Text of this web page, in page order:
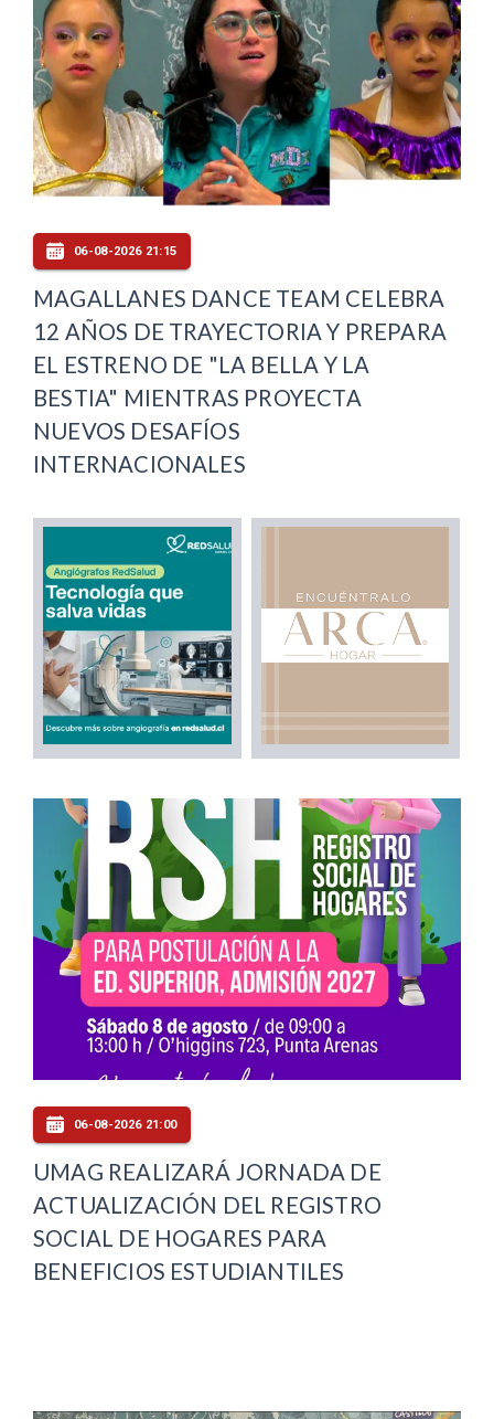
06-08-2026 21:15
MAGALLANES DANCE TEAM CELEBRA
12 AÑOS DE TRAYECTORIA Y PREPARA
EL ESTRENO DE "LA BELLA Y LA
BESTIA" MIENTRAS PROYECTA
NUEVOS DESAFÍOS
INTERNACIONALES
06-08-2026 21:00
UMAG REALIZARÁ JORNADA DE
ACTUALIZACIÓN DEL REGISTRO
SOCIAL DE HOGARES PARA
BENEFICIOS ESTUDIANTILES